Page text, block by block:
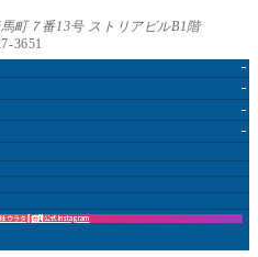
町７番13号 ストリアビルB1階
3651
ウラタ 採用公式Instagram